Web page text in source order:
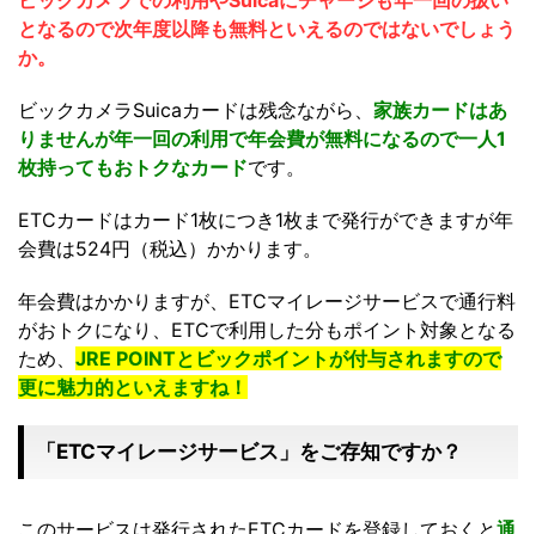
となるので次年度以降も無料といえるのではないでしょう
か。
ビックカメラSuicaカードは残念ながら、 家族カードはあ
りませんが年一回の利用で年会費が無料になるので一人1
枚持ってもおトクなカードです。
ETCカードはカード1枚につき1枚まで発行ができますが年
会費は524円（税込）かかります。
年会費はかかりますが、ETCマイレージサービスで通行料
がおトクになり、ETCで利用した分もポイント対象となる
ため、 JRE POINTとビックポイントが付与されますので
更に魅力的といえますね！
「ETCマイレージサービス」をご存知ですか？